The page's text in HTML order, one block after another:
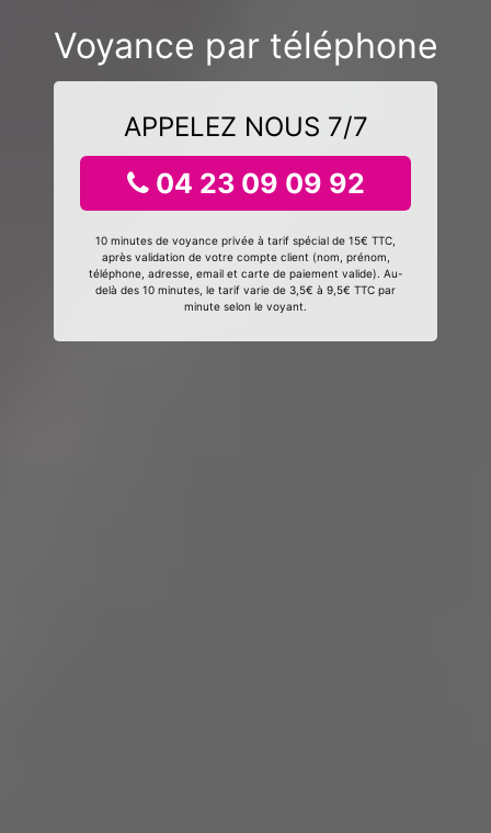
Voyance par téléphone
APPELEZ NOUS 7/7
04 23 09 09 92
10 minutes de voyance privée à tarif spécial de 15€ TTC,
après validation de votre compte client (nom, prénom,
téléphone, adresse, email et carte de paiement valide). Au-
delà des 10 minutes, le tarif varie de 3,5€ à 9,5€ TTC par
minute selon le voyant.